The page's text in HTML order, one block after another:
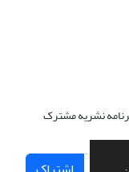
نشریه مشترک